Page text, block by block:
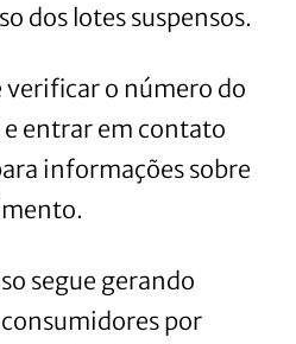
dos lotes suspensos.
verificar o número do
entrar em contato
informações sobre
segue gerando
por